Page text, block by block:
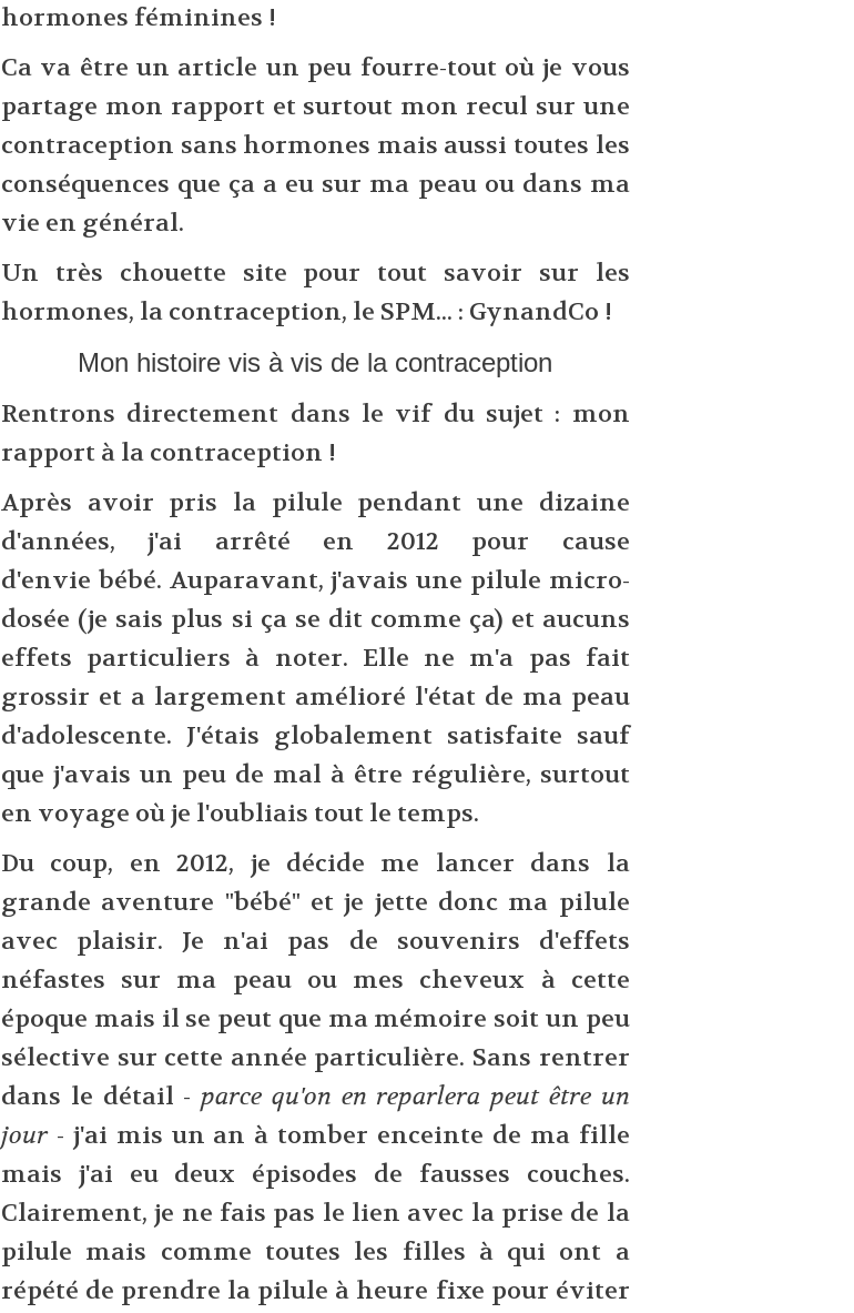
hormones féminines !
Ca va être un article un peu fourre-tout où je vous
partage mon rapport et surtout mon recul sur une
contraception sans hormones mais aussi toutes les
conséquences que ça a eu sur ma peau ou dans ma
vie en général.
Un très chouette site pour tout savoir sur les
hormones, la contraception, le SPM... : GynandCo !
Mon histoire vis à vis de la contraception
Rentrons directement dans le vif du sujet : mon
rapport à la contraception !
Après avoir pris la pilule pendant une dizaine
d'années, j'ai arrêté en 2012 pour cause
d'envie bébé. Auparavant, j'avais une pilule micro-
dosée (je sais plus si ça se dit comme ça) et aucuns
effets particuliers à noter. Elle ne m'a pas fait
grossir et a largement amélioré l'état de ma peau
d'adolescente. J'étais globalement satisfaite sauf
que j'avais un peu de mal à être régulière, surtout
en voyage où je l'oubliais tout le temps.
Du coup, en 2012, je décide me lancer dans la
grande aventure "bébé" et je jette donc ma pilule
avec plaisir. Je n'ai pas de souvenirs d'effets
néfastes sur ma peau ou mes cheveux à cette
époque mais il se peut que ma mémoire soit un peu
sélective sur cette année particulière. Sans rentrer
dans le détail -parce qu'on en reparlera peut être un
jour- j'ai mis un an à tomber enceinte de ma fille
mais j'ai eu deux épisodes de fausses couches.
Clairement, je ne fais pas le lien avec la prise de la
pilule mais comme toutes les filles à qui ont a
répété de prendre la pilule à heure fixe pour éviter